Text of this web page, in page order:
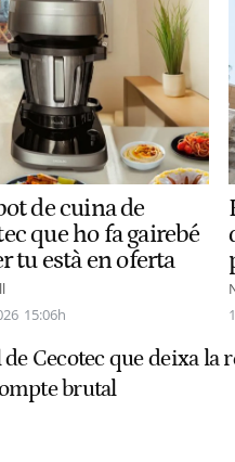
de cuina de
que ho fa gairebé
tu està en oferta
15:06h
Cecotec que deixa la
brutal